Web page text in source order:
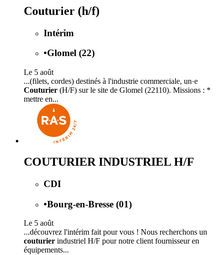
Couturier (h/f)
Intérim
•Glomel (22)
Le 5 août
...(filets, cordes) destinés à l'industrie commerciale, un·e
Couturier (H/F) sur le site de Glomel (22110). Missions : *
mettre en...
COUTURIER INDUSTRIEL H/F
CDI
•Bourg-en-Bresse (01)
Le 5 août
...découvrez l'intérim fait pour vous ! Nous recherchons un
couturier industriel H/F pour notre client fournisseur en
équipements...